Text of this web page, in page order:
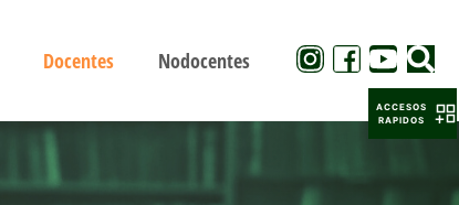
Docentes Nodocentes
ACCESOS
RAPIDOS